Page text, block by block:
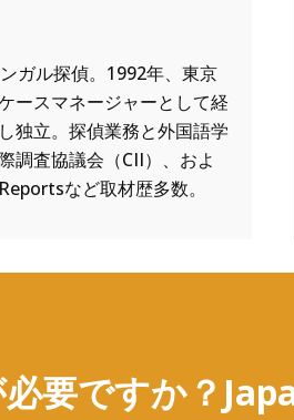
ガル探偵。1992年、東京
ースマネージャーとして経
独立。探偵業務と外国語学
調査協議会（CII）、およ
など取材歴多数。
要ですか？